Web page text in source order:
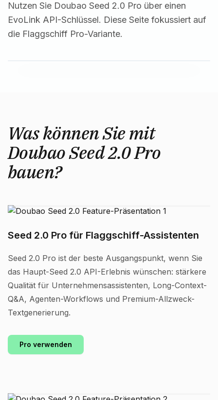
Nutzen Sie Doubao Seed 2.0 Pro über einen
EvoLink API-Schlüssel. Diese Seite fokussiert auf
die Flaggschiff Pro-Variante.
Was können Sie mit
Doubao Seed 2.0 Pro
bauen?
Seed 2.0 Pro für Flaggschiff-Assistenten
Seed 2.0 Pro ist der beste Ausgangspunkt, wenn Sie
das Haupt-Seed 2.0 API-Erlebnis wünschen: stärkere
Qualität für Unternehmensassistenten, Long-Context-
Q&A, Agenten-Workflows und Premium-Allzweck-
Textgenerierung.
Pro verwenden